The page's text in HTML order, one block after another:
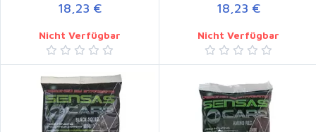
18,23 €
Nicht Verfügbar
18,23 €
Nicht Verfügbar